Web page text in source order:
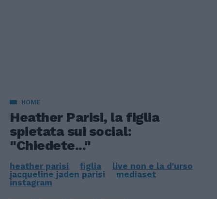
HOME
Heather Parisi, la figlia
spietata sui social:
"Chiedete..."
heather parisi figlia
live non e la d'urso
jacqueline jaden parisi
mediaset
instagram